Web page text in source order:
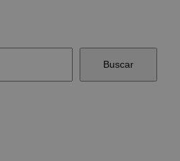
Buscar